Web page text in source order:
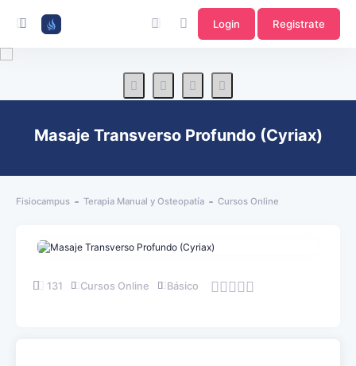
Login Registrate
Masaje Transverso Profundo (Cyriax)
Fisiocampus Terapia Manual y Osteopatía Cursos Online
131 Cursos Online Básico